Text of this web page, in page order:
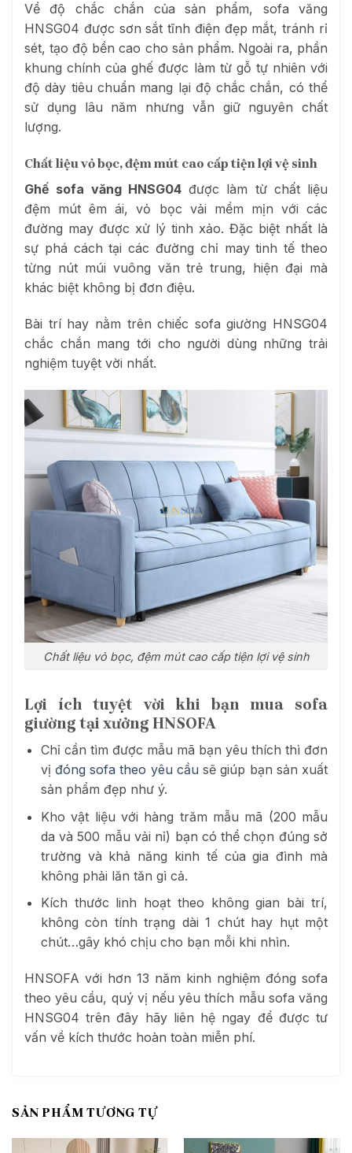
Về độ chắc chắn của sản phẩm, sofa văng
HNSG04 được sơn sắt tĩnh điện đẹp mắt, tránh rỉ
sét, tạo độ bền cao cho sản phẩm. Ngoài ra, phần
khung chính của ghế được làm từ gỗ tự nhiên với
độ dày tiêu chuẩn mang lại độ chắc chắn, có thể
sử dụng lâu năm nhưng vẫn giữ nguyên chất
lượng.
Chất liệu vỏ bọc, đệm mút cao cấp tiện lợi vệ sinh
Ghế sofa văng HNSG04được làm từ chất liệu
đệm mút êm ái, vỏ bọc vải mềm mịn với các
đường may được xử lý tinh xảo. Đặc biệt nhất là
sự phá cách tại các đường chỉ may tinh tế theo
từng nút múi vuông văn trẻ trung, hiện đại mà
khác biệt không bị đơn điệu.
Bài trí hay nằm trên chiếc sofa giường HNSG04
chắc chắn mang tới cho người dùng những trải
nghiệm tuyệt vời nhất.
Chất liệu vỏ bọc, đệm mút cao cấp tiện lợi vệ sinh
Lợi ích tuyệt vời khi bạn mua sofa
giường tại xưởng HNSOFA
Chỉ cần tìm được mẫu mã bạn yêu thích thì đơn
vịđóng sofa theo yêu cầu sẽ giúp bạn sản xuất
sản phẩm đẹp như ý.
Kho vật liệu với hàng trăm mẫu mã (200 mẫu
da và 500 mẫu vải nỉ) bạn có thể chọn đúng sở
trường và khả năng kinh tế của gia đình mà
không phải lăn tăn gì cả.
Kích thước linh hoạt theo không gian bài trí,
không còn tính trạng dài 1 chút hay hụt một
chút…gây khó chịu cho bạn mỗi khi nhìn.
HNSOFA với hơn 13 năm kinh nghiệm đóng sofa
theo yêu cầu, quý vị nếu yêu thích mẫu sofa văng
HNSG04 trên đây hãy liên hệ ngay để được tư
vấn về kích thước hoàn toàn miễn phí.
SẢN PHẨM TƯƠNG TỰ